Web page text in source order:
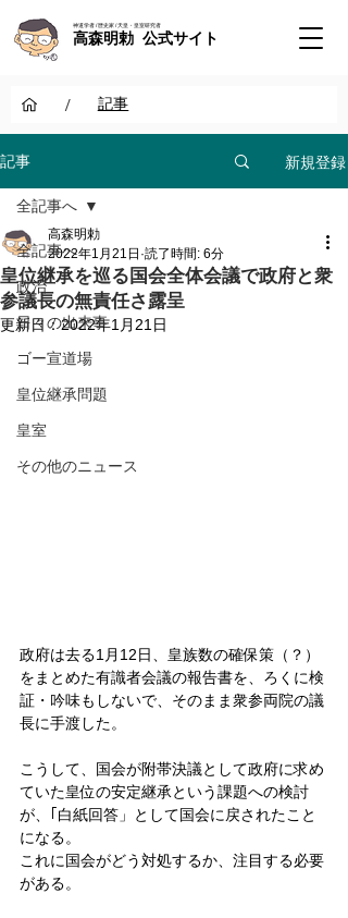
神道学者 / 歴史家 / 天皇・皇室研究者
高森明勅 公式サイト
/ 記事
記事 新規登録
全記事へ
政治
日々の出来事
ゴー宣道場
皇位継承問題
皇室
その他のニュース
全記事へ
皇位継承を巡る国会全体会議で政府と衆
参議長の無責任さ露呈
高森明勅
2022年1月21日 読了時間: 6分
更新日：2022年1月21日
政府は去る1月12日、皇族数の確保策（？）
をまとめた有識者会議の報告書を、ろくに検
証・吟味もしないで、そのまま衆参両院の議
長に手渡した。
こうして、国会が附帯決議として政府に求め
ていた皇位の安定継承という課題への検討
が、｢白紙回答」として国会に戻されたこと
になる。
これに国会がどう対処するか、注目する必要
がある。